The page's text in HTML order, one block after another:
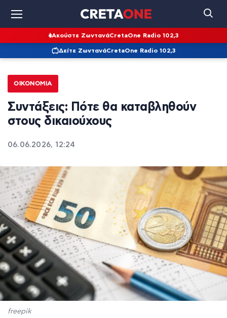
Ακούστε ΖωντανάCretaOne Radio 102,3
Δείτε ΖωντανάCretaOne Radio 102,3
ΟΙΚΟΝΟΜΊΑ
Συντάξεις: Πότε θα καταβληθούν
στους δικαιούχους
06.06.2026, 12:24
freepik